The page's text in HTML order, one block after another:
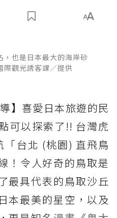
，也是日本最大的海岸砂
觀光誘客課／提供
】喜愛日本旅遊的民
可以探索了!! 台灣虎
台北 (桃園) 直飛鳥
！令人好奇的鳥取是
最具代表的鳥取沙丘
本最美的星空，以及